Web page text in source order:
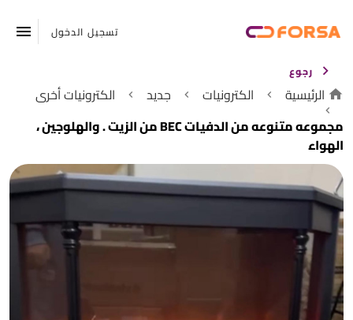
تسجيل الدخول
رجوع
الرئيسية الكترونيات جديد
الكترونيات أخرى
مجموعه متنوعه من الدفيات BEC من الزيت . والهلوجين ،
الهواء